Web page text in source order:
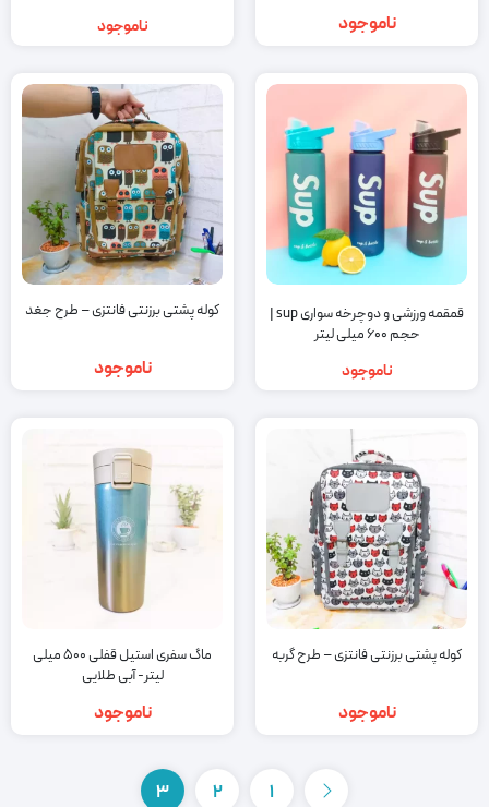
ناموجود ناموجود
قمقمه ورزشی و دوچرخه سواری sup |
حجم 600 میلی لیتر
ناموجود
کوله پشتی برزنتی فانتزی – طرح جغد
ناموجود
کوله پشتی برزنتی فانتزی – طرح گربه
ناموجود
ماگ سفری استیل قفلی 500 میلی
لیتر- آبی طلایی
ناموجود
1
2
3